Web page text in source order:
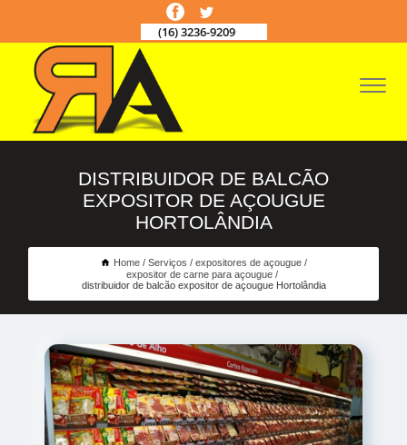
(16) 3236-9209
DISTRIBUIDOR DE BALCÃO
EXPOSITOR DE AÇOUGUE
HORTOLÂNDIA
Home Serviços
expositores de açougue
expositor de carne para açougue
distribuidor de balcão expositor de açougue Hortolândia